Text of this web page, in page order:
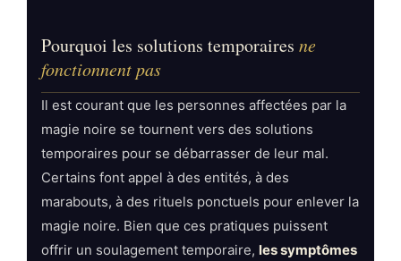
Pourquoi les solutions temporaires ne
fonctionnent pas
Il est courant que les personnes affectées par la
magie noire se tournent vers des solutions
temporaires pour se débarrasser de leur mal.
Certains font appel à des entités, à des
marabouts, à des rituels ponctuels pour enlever la
magie noire. Bien que ces pratiques puissent
offrir un soulagement temporaire, les symptômes